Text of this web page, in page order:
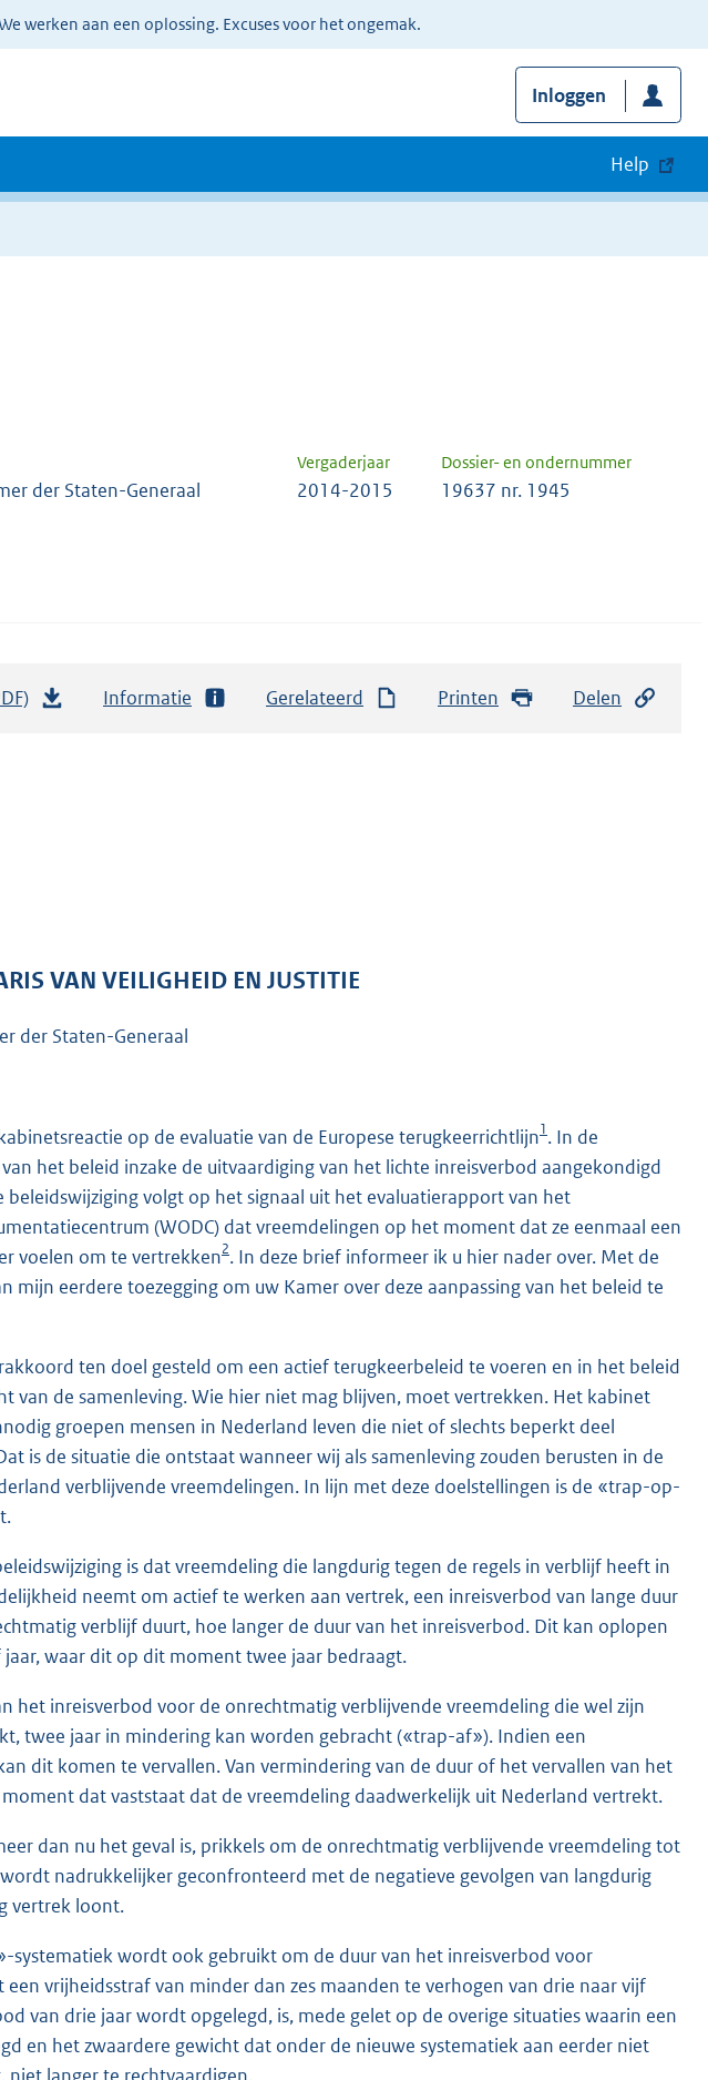
werken aan een oplossing. Excuses voor het ongemak.
Inloggen
Help
Vergaderjaar Dossier- en ondernummer
der Staten-Generaal 2014-2015 19637 nr. 1945
r
o
:
3
9
K
b
Informatie Gerelateerd Printen Delen
VAN VEILIGHEID EN JUSTITIE
der Staten-Generaal
op de evaluatie van de Europese terugkeerrichtlijn1. In de
het beleid inzake de uitvaardiging van het lichte inreisverbod aangekondigd
volgt op het signaal uit het evaluatierapport van het
(WODC) dat vreemdelingen op het moment dat ze eenmaal een
voelen om te vertrekken2. In deze brief informeer ik u hier nader over. Met de
mijn eerdere toezegging om uw Kamer over deze aanpassing van het beleid te
ten doel gesteld om een actief terugkeerbeleid te voeren en in het beleid
van de samenleving. Wie hier niet mag blijven, moet vertrekken. Het kabinet
groepen mensen in Nederland leven die niet of slechts beperkt deel
is de situatie die ontstaat wanneer wij als samenleving zouden berusten in de
verblijvende vreemdelingen. In lijn met deze doelstellingen is de «trap-op-
is dat vreemdeling die langdurig tegen de regels in verblijf heeft in
neemt om actief te werken aan vertrek, een inreisverbod van lange duur
verblijf duurt, hoe langer de duur van het inreisverbod. Dit kan oplopen
waar dit op dit moment twee jaar bedraagt.
het inreisverbod voor de onrechtmatig verblijvende vreemdeling die wel zijn
twee jaar in mindering kan worden gebracht («trap-af»). Indien een
dit komen te vervallen. Van vermindering van de duur of het vervallen van het
dat vaststaat dat de vreemdeling daadwerkelijk uit Nederland vertrekt.
dan nu het geval is, prikkels om de onrechtmatig verblijvende vreemdeling tot
nadrukkelijker geconfronteerd met de negatieve gevolgen van langdurig
vertrek loont.
wordt ook gebruikt om de duur van het inreisverbod voor
vrijheidsstraf van minder dan zes maanden te verhogen van drie naar vijf
van drie jaar wordt opgelegd, is, mede gelet op de overige situaties waarin een
en het zwaardere gewicht dat onder de nieuwe systematiek aan eerder niet